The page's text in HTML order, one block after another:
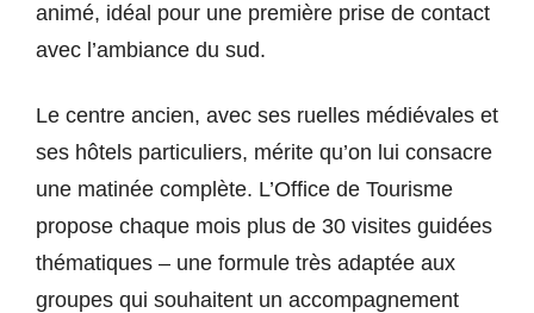
animé, idéal pour une première prise de contact
avec l’ambiance du sud.
Le centre ancien, avec ses ruelles médiévales et
ses hôtels particuliers, mérite qu’on lui consacre
une matinée complète. L’Office de Tourisme
propose chaque mois plus de 30 visites guidées
thématiques – une formule très adaptée aux
groupes qui souhaitent un accompagnement